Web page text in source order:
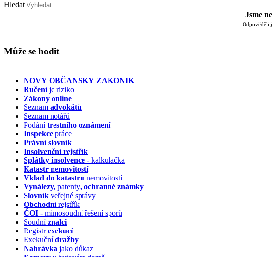
Hledat
Jsme
Odpověděli
Může se hodit
NOVÝ OBČANSKÝ ZÁKONÍK
Ručeníje riziko
Zákony online
Seznam advokátů
Seznam notářů
Podánítrestního oznámení
Inspekce práce
Právní slovník
Insolvenčnírejstřík
Splátky insolvence - kalkulačka
Katastr nemovitostí
Vklad do katastru nemovitostí
Vynálezy, patenty, ochranné známky
Slovník veřejné správy
Obchodnírejstřík
ČOI - mimosoudní řešení sporů
Soudníznalci
Registrexekucí
Exekučnídražby
Nahrávka jako důkaz